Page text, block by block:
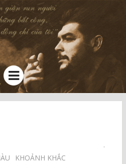
Menu
KHOẢNH KHẮC⠀